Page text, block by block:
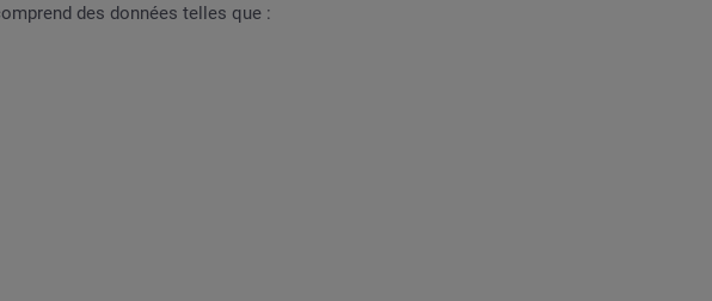
des données telles que :